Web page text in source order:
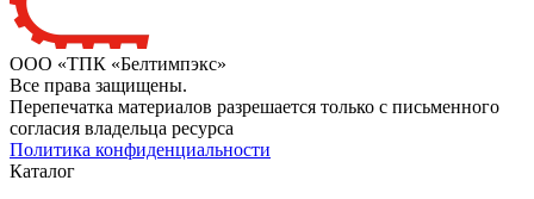
ООО «ТПК «Белтимпэкс»
Все права защищены.
Перепечатка материалов разрешается только с письменного
согласия владельца ресурса
Политика конфиденциальности
Каталог